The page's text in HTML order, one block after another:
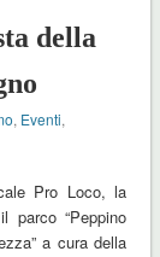
della
, Eventi,
Pro Loco, la
parco “Peppino
a cura della